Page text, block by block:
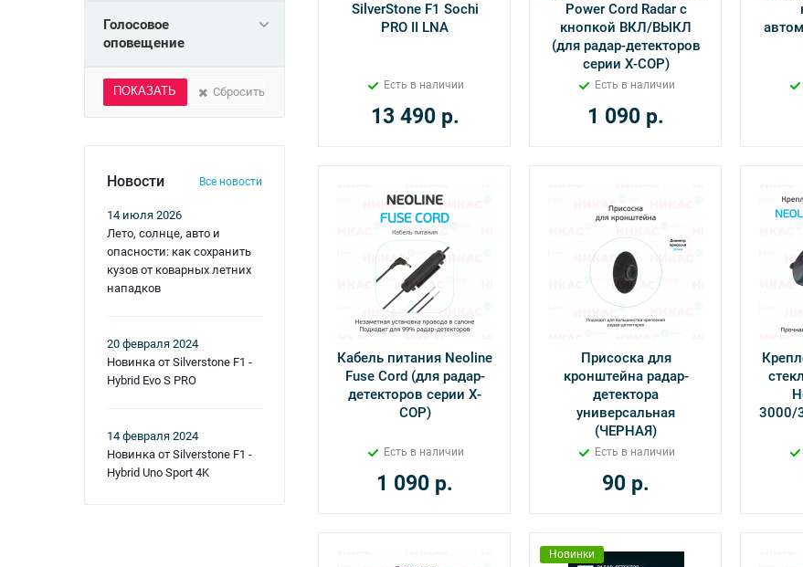
Голосовое
оповещение
Сбросить
Новости Все новости
14 июля 2026
Лето, солнце, авто и
опасности: как сохранить
кузов от коварных летних
нападков
20 февраля 2024
Новинка от Silverstone F1 -
Hybrid Evo S PRO
14 февраля 2024
Новинка от Silverstone F1 -
Hybrid Uno Sport 4K
SilverStone F1 Sochi
PRO II LNA
Есть в наличии
13 490р.
Power Cord Radar с
кнопкой ВКЛ/ВЫКЛ
(для радар-детекторов
серии X-COP)
Есть в наличии
1 090 р.
Кабель питания Neoline
Fuse Cord (для радар-
детекторов серии Х-
СОР)
Есть в наличии
1 090 р.
Присоска для
кронштейна радар-
детектора
универсальная
(ЧЕРНАЯ)
Есть в наличии
90 р.
3000/
Новинки